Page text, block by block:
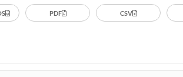
PDF CSV